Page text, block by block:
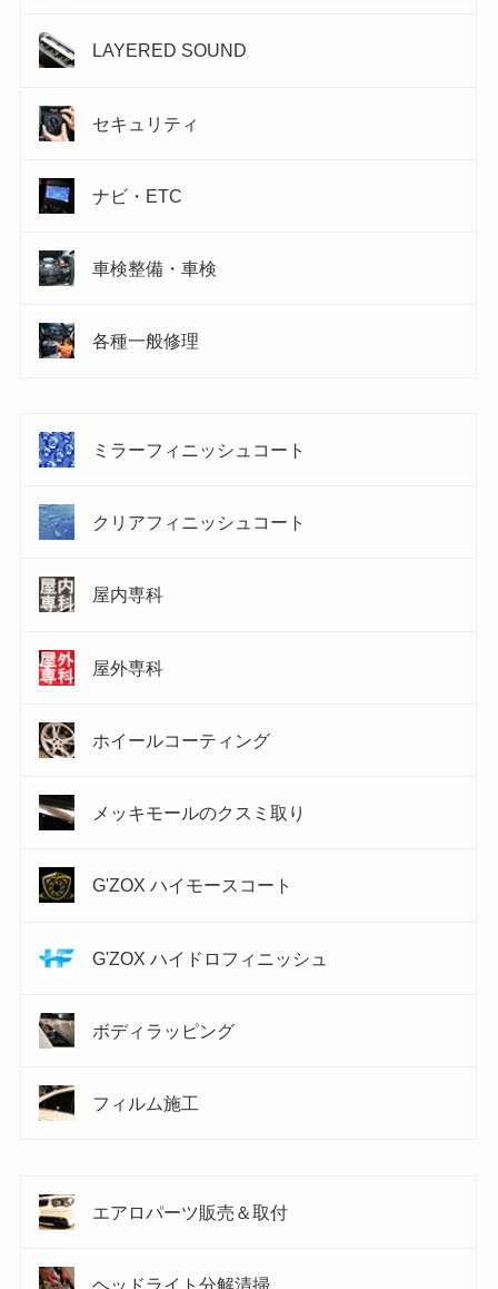
LAYERED SOUND
セキュリティ
ナビ・ETC
車検整備・車検
各種一般修理
ミラーフィニッシュコート
クリアフィニッシュコート
屋内専科
屋外専科
ホイールコーティング
メッキモールのクスミ取り
G'ZOX ハイモースコート
G'ZOX ハイドロフィニッシュ
ボディラッピング
フィルム施工
エアロパーツ販売＆取付
ヘッドライト分解清掃